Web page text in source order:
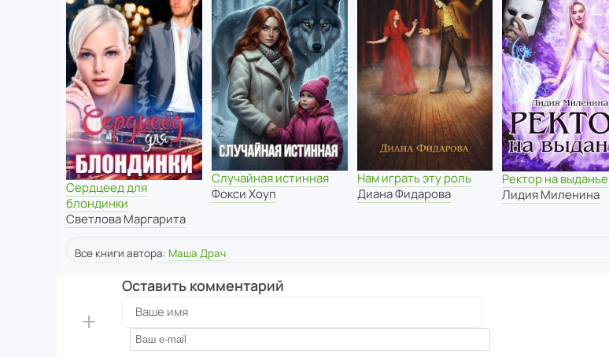
Сердцеед для
блондинки
Светлова Маргарита
Случайная истинная
Фокси Хоуп
Нам играть эту роль
Диана Фидарова
Ректор на выданье
Лидия Миленина
Все книги автора: Маша Драч
Оставить комментарий